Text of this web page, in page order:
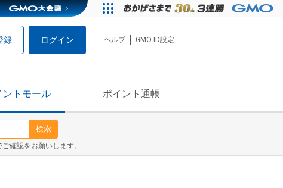
録 ログイン ヘルプ GMO ID設定
ントモール ポイント通帳
検索
確認をお願いします。